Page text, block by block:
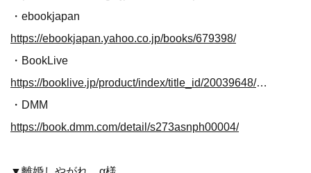
・ebookjapan
https://ebookjapan.yahoo.co.jp/books/679398/
・BookLive
https://booklive.jp/product/index/title_id/20039648/vol_no/001
・DMM
https://book.dmm.com/detail/s273asnph00004/